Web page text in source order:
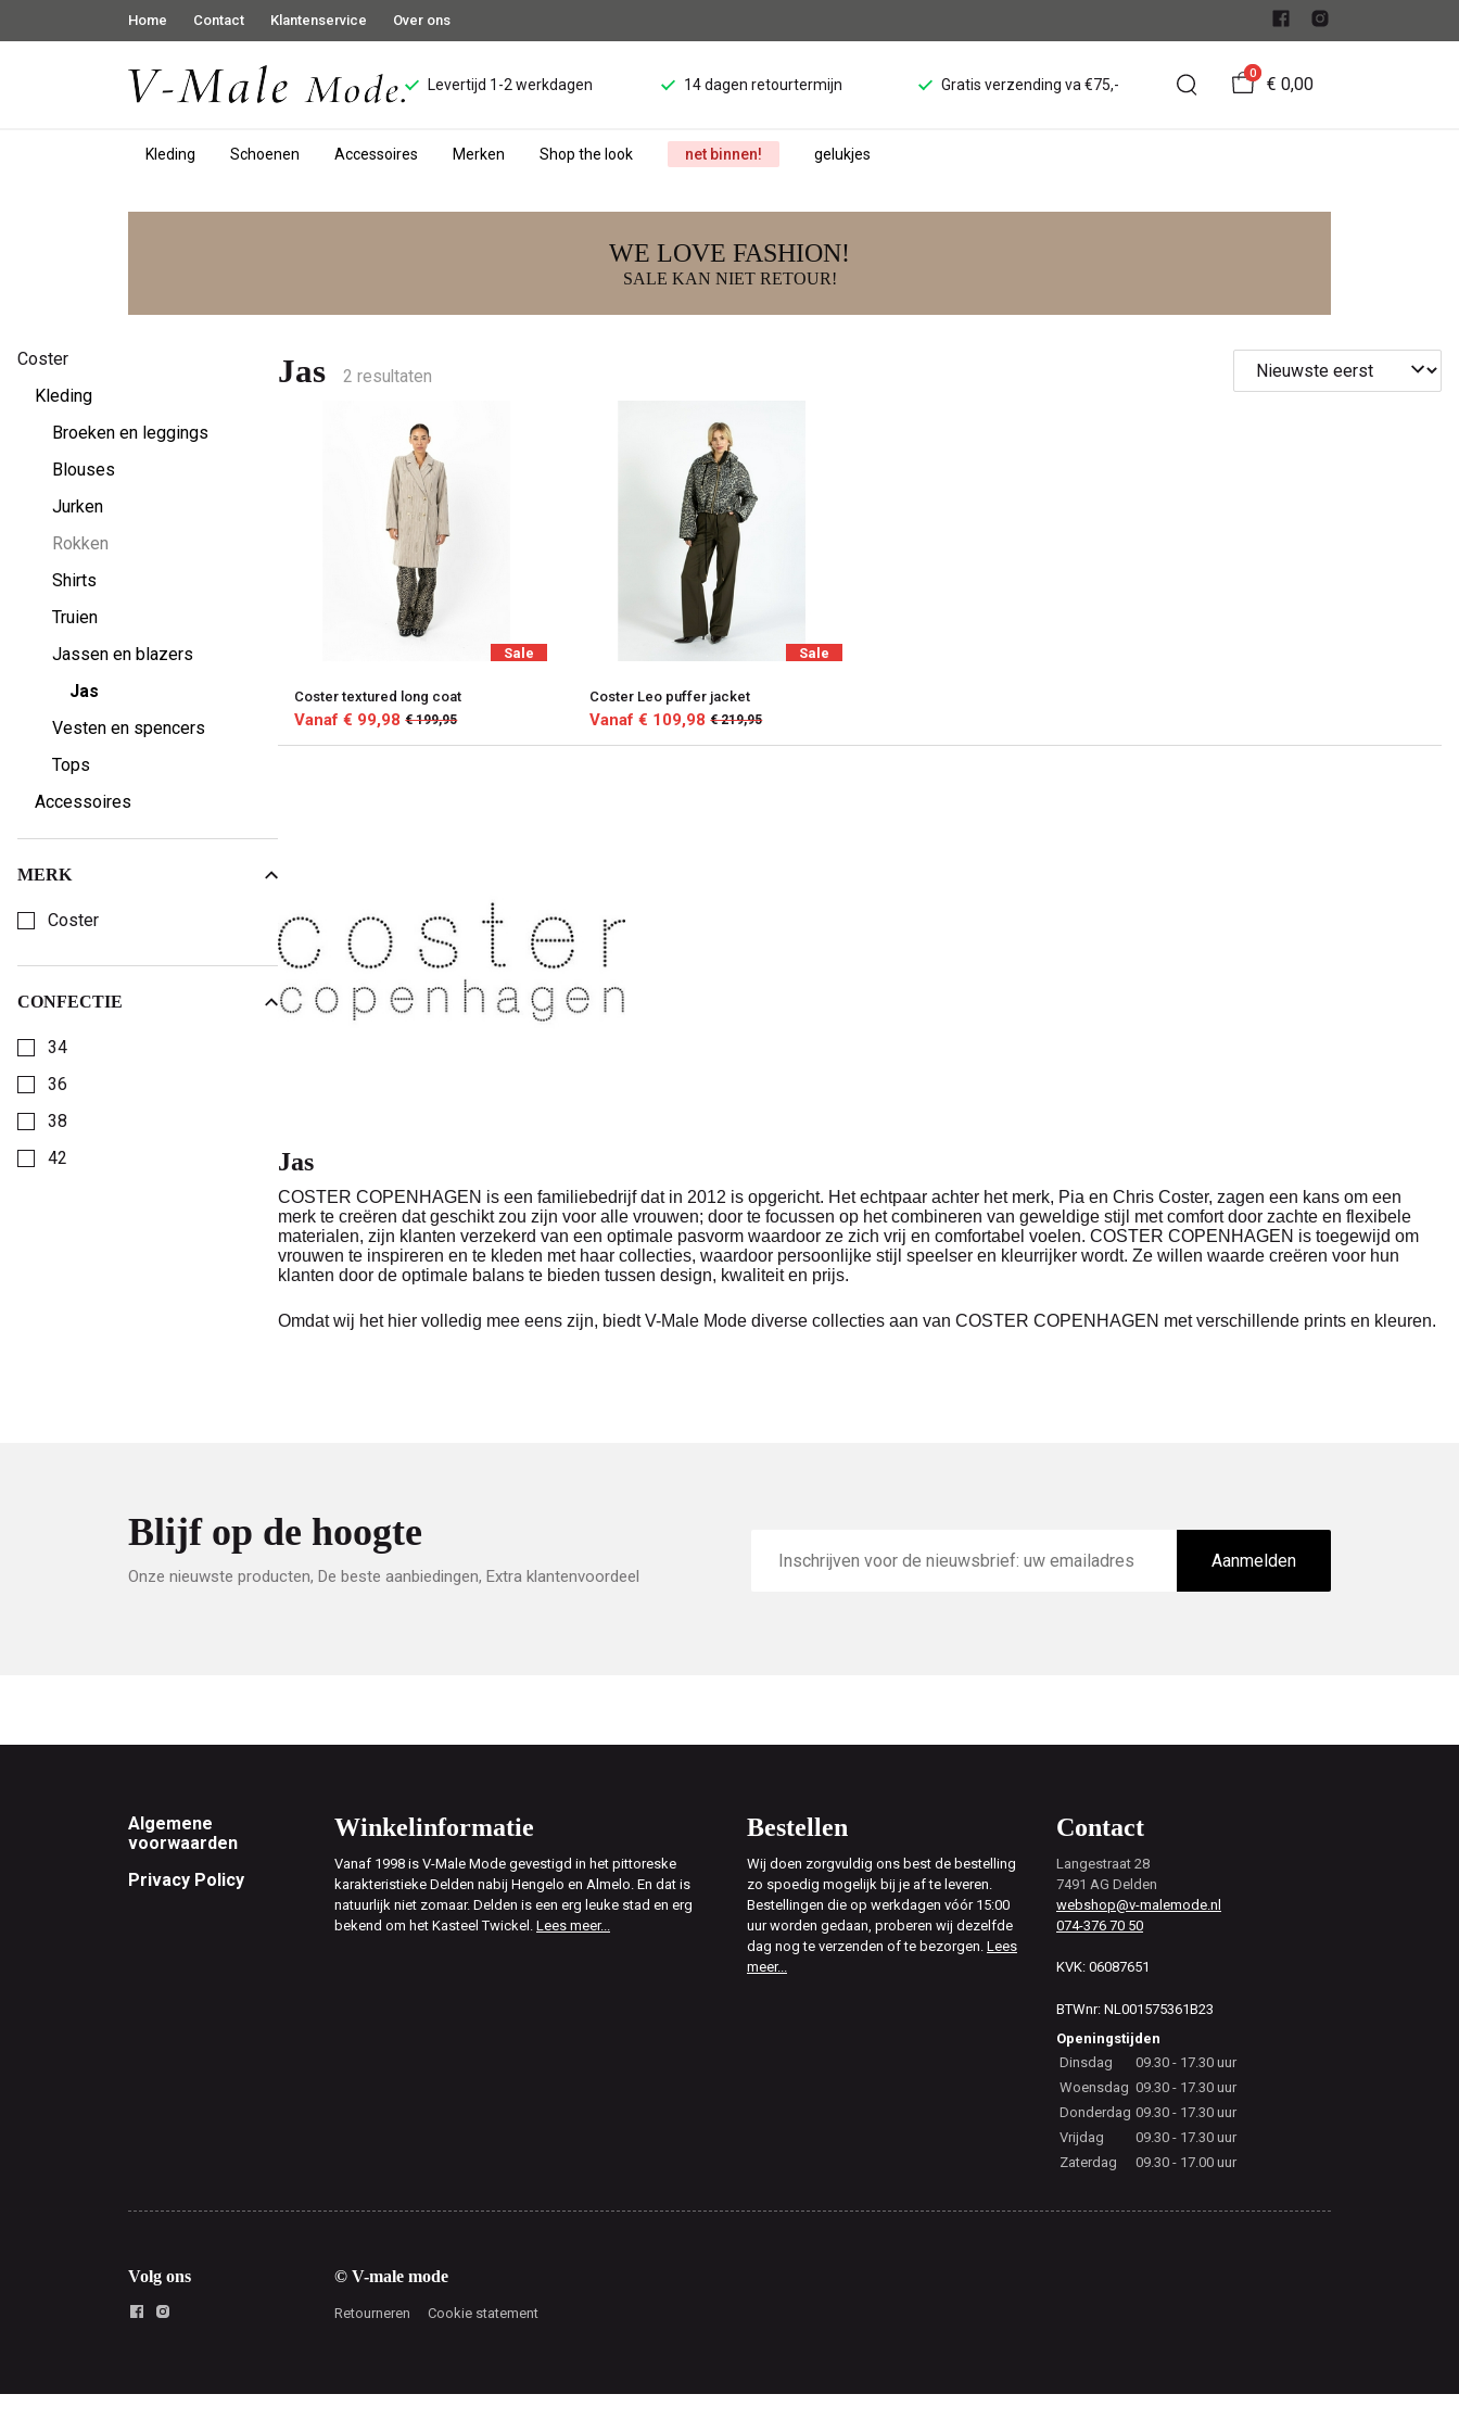
Home Contact Klantenservice Over ons
Levertijd 1-2 werkdagen 14 dagen retourtermijn Gratis verzending va €75,-
0
€ 0,00
Kleding Schoenen Accessoires Merken Shop the look net binnen! gelukjes
male
mode
WE LOVE FASHION!
SALE KAN NIET RETOUR!
Coster
Kleding
Broeken en leggings
Blouses
Jurken
Rokken
Shirts
Truien
Jassen en blazers
Jas
Vesten en spencers
Tops
Accessoires
MERK
Coster
CONFECTIE
Kies een Confectie om op te filteren
34
36
38
42
Jas 2 resultaten
Sale
Coster textured long coat
Vanaf € 99,98 € 199,95
Sale
Coster Leo puffer jacket
Vanaf € 109,98 € 219,95
Jas
COSTER COPENHAGEN is een familiebedrijf dat in 2012 is opgericht. Het echtpaar achter het merk, Pia en Chris Coster, zagen een kans om een ​​
merk te creëren dat geschikt zou zijn voor alle vrouwen; door te focussen op het combineren van geweldige stijl met comfort door zachte en flexibele
materialen, zijn klanten verzekerd van een optimale pasvorm waardoor ze zich vrij en comfortabel voelen. COSTER COPENHAGEN is toegewijd om
vrouwen te inspireren en te kleden met haar collecties, waardoor persoonlijke stijl speelser en kleurrijker wordt. Ze willen waarde creëren voor hun
klanten door de optimale balans te bieden tussen design, kwaliteit en prijs.
Omdat wij het hier volledig mee eens zijn, biedt V-Male Mode diverse collecties aan van COSTER COPENHAGEN met verschillende prints en kleuren.
Blijf op de hoogte
Onze nieuwste producten, De beste aanbiedingen, Extra klantenvoordeel
mailadres
Aanmelden
Footer
Algemene
voorwaarden
Privacy Policy
Winkelinformatie
Vanaf 1998 is V-Male Mode gevestigd in het pittoreske
karakteristieke Delden nabij Hengelo en Almelo. En dat is
natuurlijk niet zomaar. Delden is een erg leuke stad en erg
bekend om het Kasteel Twickel. Lees meer...
Bestellen
Wij doen zorgvuldig ons best de bestelling
zo spoedig mogelijk bij je af te leveren.
Bestellingen die op werkdagen vóór 15:00
uur worden gedaan, proberen wij dezelfde
dag nog te verzenden of te bezorgen. Lees
meer...
Contact
Langestraat 28
7491 AG Delden
webshop@v-malemode.nl
074-376 70 50
KVK: 06087651
BTWnr: NL001575361B23
Openingstijden
Dinsdag
09.30 - 17.30 uur
Woensdag 09.30 - 17.30 uur
Donderdag 09.30 - 17.30 uur
Vrijdag
09.30 - 17.30 uur
Zaterdag
09.30 - 17.00 uur
Volg ons © V-male mode
Retourneren Cookie statement